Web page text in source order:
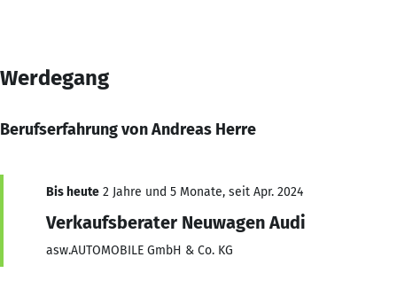
Werdegang
Berufserfahrung von Andreas Herre
Bis heute 2 Jahre und 5 Monate, seit Apr. 2024
Verkaufsberater Neuwagen Audi
asw.AUTOMOBILE GmbH & Co. KG